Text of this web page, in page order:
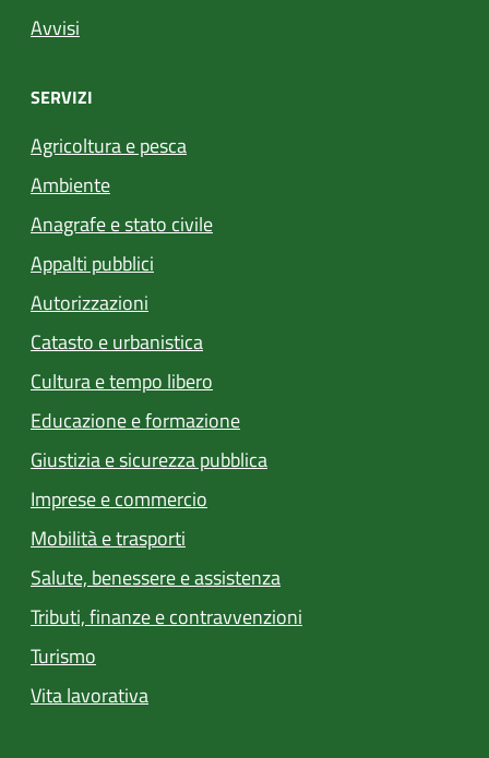
Avvisi
SERVIZI
Agricoltura e pesca
Ambiente
Anagrafe e stato civile
Appalti pubblici
Autorizzazioni
Catasto e urbanistica
Cultura e tempo libero
Educazione e formazione
Giustizia e sicurezza pubblica
Imprese e commercio
Mobilità e trasporti
Salute, benessere e assistenza
Tributi, finanze e contravvenzioni
Turismo
Vita lavorativa